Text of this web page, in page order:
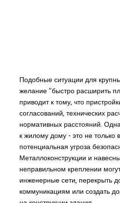
Подобные ситуации для
желание "быстро расширить
приводит к тому, что
согласований, технических
нормативных расстояний.
к жилому дому - это не только
потенциальная угроза
Металлоконструкции и
неправильном креплении
инженерные сети, перекрыть
коммуникациям или создать